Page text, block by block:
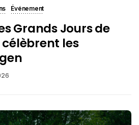
Événement
Grands Jours de
célèbrent les